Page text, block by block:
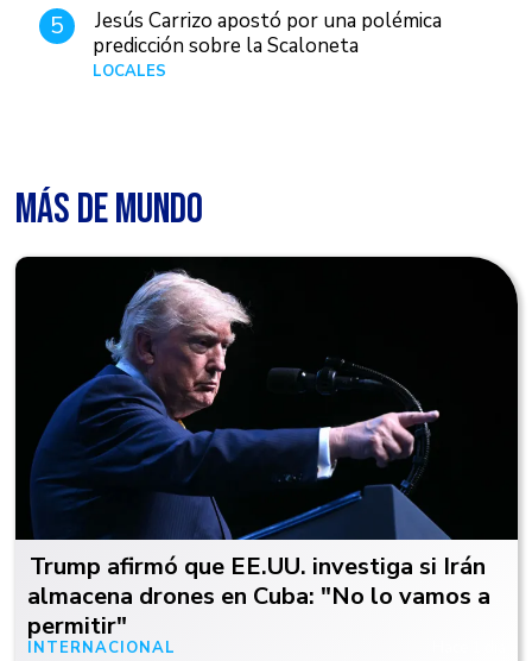
5
Jesús Carrizo apostó por una polémica
predicción sobre la Scaloneta
LOCALES
MÁS DE MUNDO
Trump afirmó que EE.UU. investiga si Irán
almacena drones en Cuba: "No lo vamos a
permitir"
INTERNACIONAL